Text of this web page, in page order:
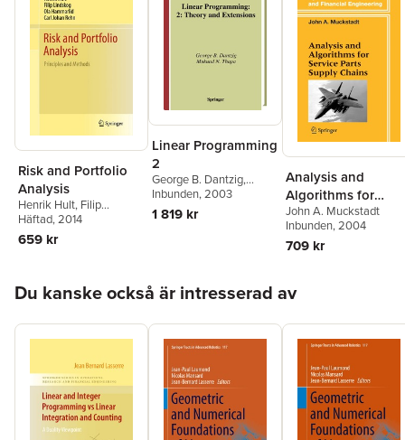
Risk and Portfolio
Analysis
Henrik Hult, Filip
Lindskog,Ola
Hammarlid
Rehn
Häftad, 2014
659 kr
Linear Programming
2
George B. Dantzig,
Mukund N. Thapa
Inbunden, 2003
1 819 kr
Analysis and
Algorithms for
Service Parts
Chains
John A. Muckstadt
Inbunden, 2004
709 kr
Du kanske också är intresserad av